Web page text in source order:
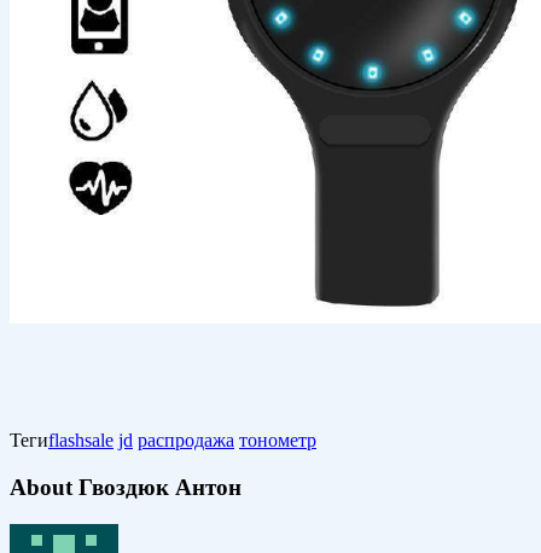
Тегиflashsale jd распродажа тонометр
About Гвоздюк Антон